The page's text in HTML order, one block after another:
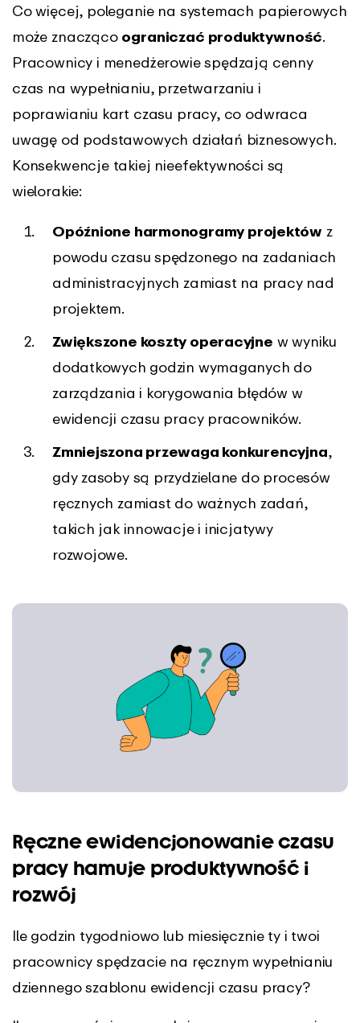
Co więcej, poleganie na systemach papierowych
może znacząco ograniczać produktywność.
Pracownicy i menedżerowie spędzają cenny
czas na wypełnianiu, przetwarzaniu i
poprawianiu kart czasu pracy, co odwraca
uwagę od podstawowych działań biznesowych.
Konsekwencje takiej nieefektywności są
wielorakie:
Opóźnione harmonogramy projektów z
powodu czasu spędzonego na zadaniach
administracyjnych zamiast na pracy nad
projektem.
Zwiększone koszty operacyjne w wyniku
dodatkowych godzin wymaganych do
zarządzania i korygowania błędów w
ewidencji czasu pracy pracowników.
Zmniejszona przewaga konkurencyjna,
gdy zasoby są przydzielane do procesów
ręcznych zamiast do ważnych zadań,
takich jak innowacje i inicjatywy
rozwojowe.
Ręczne ewidencjonowanie czasu
pracy hamuje produktywność i
rozwój
Ile godzin tygodniowo lub miesięcznie ty i twoi
pracownicy spędzacie na ręcznym wypełnianiu
dziennego szablonu ewidencji czasu pracy?